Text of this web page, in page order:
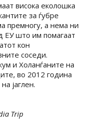
висока еколошка
за ѓубре
премногу, а нема ни
ЕУ што им помагаат
кон
соседи.
и Холанѓаните на
во 2012 година
јаглен.
Trip